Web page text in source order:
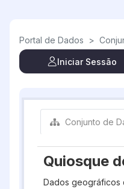
Portal de Dados >
Iniciar Sessão
Conjunto de
Quiosque
Dados geográficos